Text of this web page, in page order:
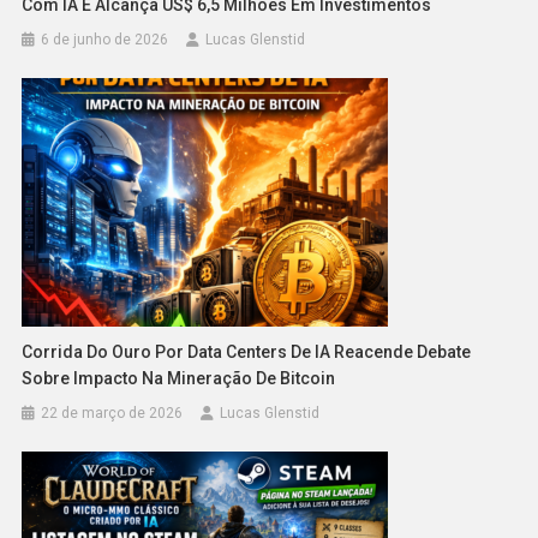
Com IA E Alcança US$ 6,5 Milhões Em Investimentos
6 de junho de 2026 Lucas Glenstid
Corrida Do Ouro Por Data Centers De IA Reacende Debate
Sobre Impacto Na Mineração De Bitcoin
22 de março de 2026 Lucas Glenstid